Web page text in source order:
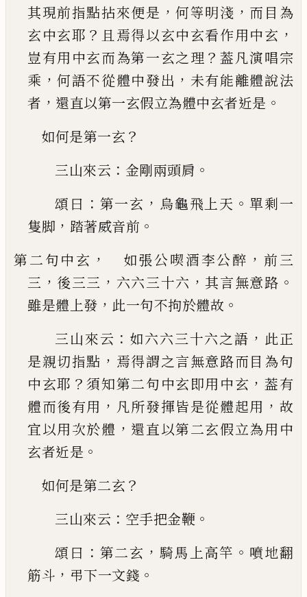
其現前指點拈來便是 ，何等明淺 ， 而目為
玄中玄耶 ？ 且焉得以玄中玄看作用中玄 ，
豈有用中玄而為第一玄之理 ？葢凡演唱宗
乘 ，何語不從體中發出 ， 未有能離體說法
者 ， 還直以第一玄假立為體中玄者近是 。
如何是第一玄 ？
三山來云 ： 金剛兩頭肩 。
頌曰 ： 第一玄 ， 烏龜飛上天 。 單剩一
隻脚 ， 踏著威音前 。
第二句中玄 ， 如張公喫酒李公醉 ， 前三
三 ， 後三三 ， 六六三十六 ，其言無意路 。
雖是體上發 ， 此一句不拘於體故 。
三山來云 ： 如六六三十六之語 ， 此正
是親切指點 ， 焉得謂之言無意路而目為句
中玄耶 ？ 須知第二句中玄即用中玄 ， 葢有
體而後有用 ， 凡所發揮皆是從體起用 ， 故
宜以用次於體 ， 還直以第二玄假立為用中
玄者近是 。
如何是第二玄 ？
三山來云 ： 空手把金鞭 。
頌曰 ： 第二玄 ， 騎馬上高竿 。 噴地翻
筋斗 ， 弔下一文錢 。